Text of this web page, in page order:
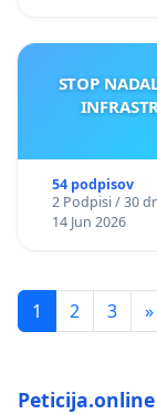
STOP
54 podpisov
2 Podpisi / 30
14 Jun 2026
1 2 3 »
Peticija.online